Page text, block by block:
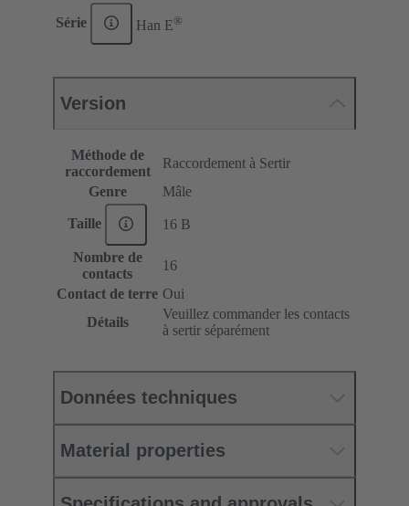
Série Han E®
Version
Méthode de
raccordement
Raccordement à Sertir
Genre
Mâle
Taille 16 B
Nombre de
contacts
16
Contact de terre Oui
Détails
Veuillez commander les contacts
à sertir séparément
Données techniques
Material properties